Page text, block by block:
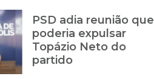
PSD adia reunião que
poderia expulsar
Topázio Neto do
partido